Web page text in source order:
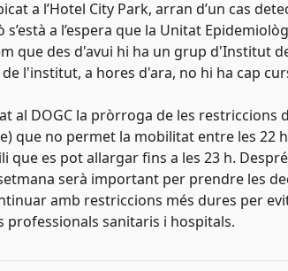
a l’Hotel City Park, arran d’un cas
a l’espera que la Unitat
que des d'avui hi ha un grup d'Institut
l'institut, a hores d'ara, no hi ha cap
al DOGC la pròrroga de les
que no permet la mobilitat entre les 22
que es pot allargar fins a les 23 h.
serà important per prendre les
amb restriccions més dures per
professionals sanitaris i hospitals.